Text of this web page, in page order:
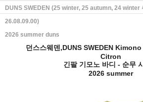
DUNS SWEDEN (25 winter, 25 autumn, 24 winter
26.08.09.00)
2026 summer duns
던스스웨덴,DUNS SWEDEN
Citron
긴팔 기모노 바디 - 순무
2026 summer